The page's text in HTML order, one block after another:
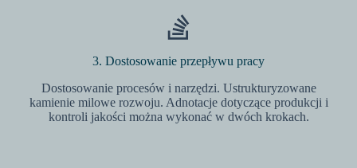
3. Dostosowanie przepływu pracy
Dostosowanie procesów i narzędzi. Ustrukturyzowane
kamienie milowe rozwoju. Adnotacje dotyczące produkcji i
kontroli jakości można wykonać w dwóch krokach.